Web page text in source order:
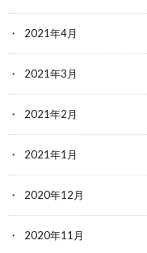
2021年4月
2021年3月
2021年2月
2021年1月
2020年12月
2020年11月